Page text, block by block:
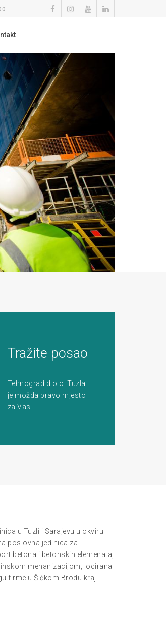
Tražite posao
Tehnograd d.o.o. Tuzla
je možda pravo mjesto
za Vas.
u Tuzli i Sarajevu u okviru
poslovna jedinica za
betona i betonskih elemenata,
mehanizacijom, locirana
firme u Šićkom Brodu kraj